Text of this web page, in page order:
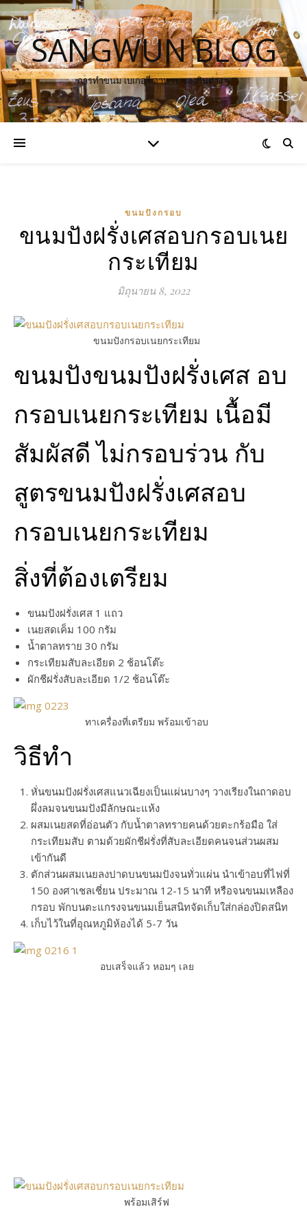
SANGWUN BLOG
การทำขนม เบเกอรี่ อาหาร ของกินต่าง ๆ
ขนมปังกรอบ
ขนมปังฝรั่งเศสอบกรอบเนย
กระเทียม
มิถุนายน 8, 2022
ขนมปังกรอบเนยกระเทียม
ขนมปังขนมปังฝรั่งเศส อบ
กรอบเนยกระเทียม เนื้อมี
สัมผัสดี ไม่กรอบร่วน กับ
สูตรขนมปังฝรั่งเศสอบ
กรอบเนยกระเทียม
สิ่งที่ต้องเตรียม
ขนมปังฝรั่งเศส 1 แถว
เนยสดเค็ม 100 กรัม
น้ำตาลทราย 30 กรัม
กระเทียมสับละเอียด 2 ช้อนโต๊ะ
ผักชีฝรั่งสับละเอียด 1/2 ช้อนโต๊ะ
ทาเครื่องที่เตรียม พร้อมเข้าอบ
วิธีทำ
หั่นขนมปังฝรั่งเศสแนวเฉียงเป็นแผ่นบางๆ วางเรียงในถาดอบ
ผึ่งลมจนขนมปังมีลักษณะแห้ง
ผสมเนยสดที่อ่อนตัว กับน้ำตาลทรายคนด้วยตะกร้อมือ ใส่
กระเทียมสับ ตามด้วยผักชีฝรั่งที่สับละเอียดคนจนส่วนผสม
เข้ากันดี
ตักส่วนผสมเนยลงปาดบนขนมปังจนทั่วแผ่น นำเข้าอบที่ไฟที่
150 องศาเชลเชี่ยน ประมาณ 12-15 นาที หรือจนขนมเหลือง
กรอบ พักบนตะแกรงจนขนมเย็นสนิทจัดเก็บใส่กล่องปิดสนิท
เก็บไว้ในที่อุณหภูมิห้องได้ 5-7 วัน
อบเสร็จแล้ว หอมๆ เลย
พร้อมเสิร์ฟ